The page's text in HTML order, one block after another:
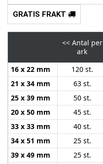
GRATIS FRAKT
<<Antal per
ark
16 x 22 mm 120 st.
21 x 34 mm
63 st.
25 x 39 mm
50 st.
20 x 50 mm
45 st.
33 x 33 mm
40 st.
34 x 51 mm
25 st.
39 x 49 mm
25 st.